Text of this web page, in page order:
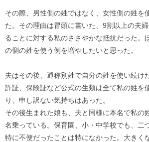
その際、男性側の姓ではなく、女性側の姓を
た。その理由は冒頭に書いた、9割以上の夫
ることに対する私のささやかな抵抗だった。
の側の姓を使う例を増やしたいと思った。
夫はその後、通称別姓で自分の姓を使い続け
許証、保険証など公式の生類は全て私の姓を
り、申し訳ない気持ちはあった。
その後生まれた娘も、夫と同様に本名で私の
名乗っている。保育園、小・中学校でも、二
特に不便だったことは特になかった。大きく